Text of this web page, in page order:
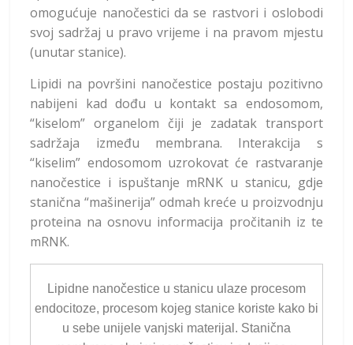
omogućuje nanočestici da se rastvori i oslobodi
svoj sadržaj u pravo vrijeme i na pravom mjestu
(unutar stanice).
Lipidi na površini nanočestice postaju pozitivno
nabijeni kad dođu u kontakt sa endosomom,
“kiselom” organelom čiji je zadatak transport
sadržaja između membrana. Interakcija s
“kiselim” endosomom uzrokovat će rastvaranje
nanočestice i ispuštanje mRNK u stanicu, gdje
stanična “mašinerija” odmah kreće u proizvodnju
proteina na osnovu informacija pročitanih iz te
mRNK.
Lipidne nanočestice u stanicu ulaze procesom
endocitoze, procesom kojeg stanice koriste kako bi
u sebe unijele vanjski materijal. Stanična